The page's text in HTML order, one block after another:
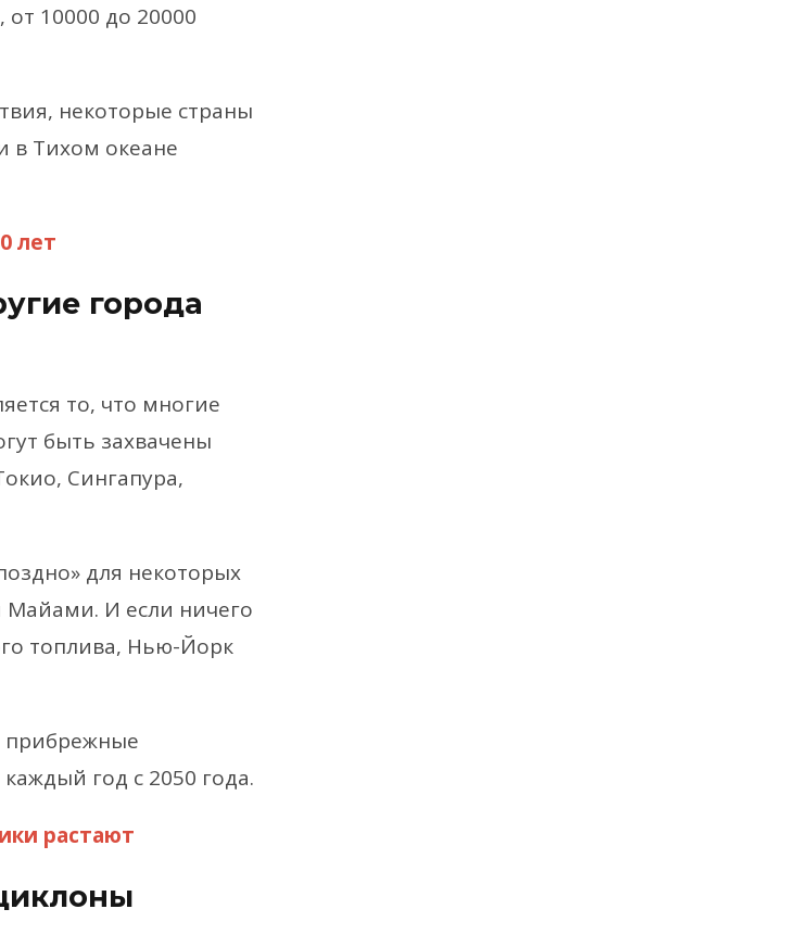
от 10000 до 20000
некоторые страны
в Тихом океане
лет
города
то, что многие
быть захвачены
Сингапура,
для некоторых
Майами. И если ничего
топлива, Нью-Йорк
прибрежные
год с 2050 года.
растают